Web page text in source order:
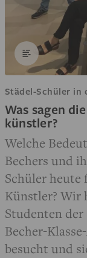
Städel-Schüler in
Was sagen
künstler?
Welche
Bechers und
Schüler heute
Künstler? Wir
Studenten
Becher-
besucht und